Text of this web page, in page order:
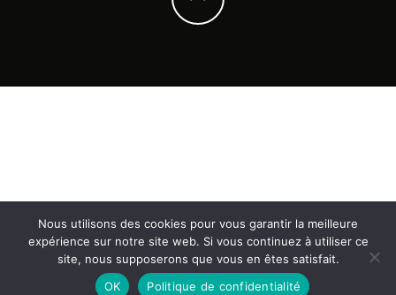
Nous utilisons des cookies pour vous garantir la meilleure
expérience sur notre site web. Si vous continuez à utiliser ce
site, nous supposerons que vous en êtes satisfait.
OK
Politique de confidentialité